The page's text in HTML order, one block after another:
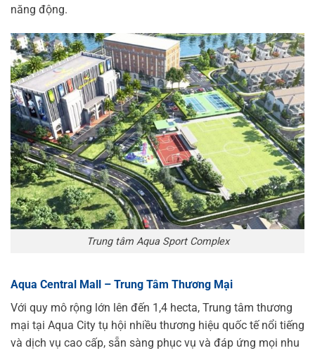
năng động.
Trung tâm Aqua Sport Complex
Aqua Central Mall – Trung Tâm Thương Mại
Với quy mô rộng lớn lên đến 1,4 hecta, Trung tâm thương
mại tại Aqua City tụ hội nhiều thương hiệu quốc tế nổi tiếng
và dịch vụ cao cấp, sẵn sàng phục vụ và đáp ứng mọi nhu